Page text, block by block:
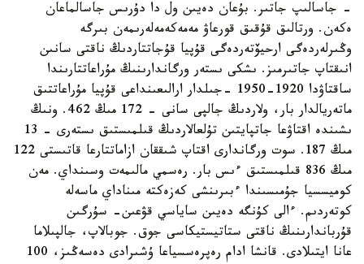
- جاسالىپ جاتىر. بۇعان دەيىن ول دا دۇرىس جاسالماعان
ەكەن. ورتالىق قۇقىق قورعاۋ مەمەكەمەلەرىمەن بىرگە
وڭىرلەردەگى ارحيۆتەردەگى قۇپيا قۇجاتتاردىڭ ناقتى سانىن
انىقتاپ جاتىرمىز. ىشكى ىستەر ورگاندارىنىڭ مۇراعاتتارىندا
ساقتاۋدا 1920-1950 -جىلدار ارالىعىنداعى قۇپيا مۇراعاتتىق
ماتەريالدار بار، ولاردىڭ جالپى سانى - 172 مىڭ 462. ونىڭ
ىشىندە اقتاۋعا جاتپايتىن تۇلعالاردىڭ قىلمىستىق ىستەرى - 13
مىڭ 187. سوت ورگاندارى اقتاپ شىققان ازاماتتارعا قاتىستى 122
مىڭ 836 قىلمىستىق ءىس بار. رەسمي مالىمەت وسىنداي. مەن
كوميسسيا جۇمىسىندا ءبىرىنشى كەزەكتە مىناداي ماسەلە
كوتەردىم. ءالى كۇنگە دەيىن ساياسي قۋعىن- سۇرگىن
قۇرباندارىنىڭ ناقتى ستاتيستيكاسى جوق. جوبالاپ، جالپىلاما
عانا ايتىلادى. قانشا ادام رەپرەسسياعا ۇشىرادى دەسەڭىز، 100